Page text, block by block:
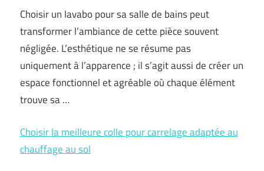
Choisir un lavabo pour sa salle de bains peut
transformer l’ambiance de cette pièce souvent
négligée. L’esthétique ne se résume pas
uniquement à l’apparence ; il s’agit aussi de créer un
espace fonctionnel et agréable où chaque élément
trouve sa …
Choisir la meilleure colle pour carrelage adaptée au
chauffage au sol